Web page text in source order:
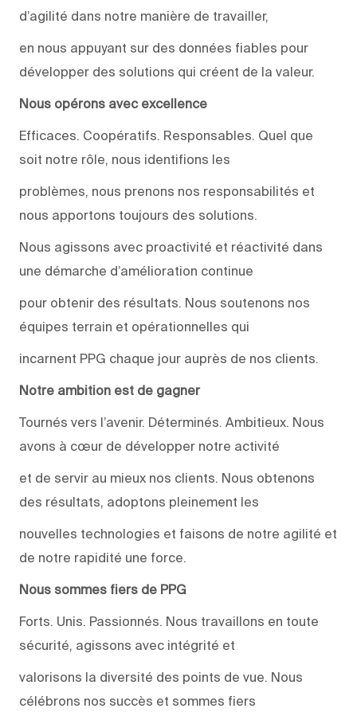
d’agilité dans notre manière de travailler,
en nous appuyant sur des données fiables pour
développer des solutions qui créent de la valeur.
Nous opérons avec excellence
Efficaces. Coopératifs. Responsables. Quel que
soit notre rôle, nous identifions les
problèmes, nous prenons nos responsabilités et
nous apportons toujours des solutions.
Nous agissons avec proactivité et réactivité dans
une démarche d’amélioration continue
pour obtenir des résultats. Nous soutenons nos
équipes terrain et opérationnelles qui
incarnent PPG chaque jour auprès de nos clients.
Notre ambition est de gagner
Tournés vers l’avenir. Déterminés. Ambitieux. Nous
avons à cœur de développer notre activité
et de servir au mieux nos clients. Nous obtenons
des résultats, adoptons pleinement les
nouvelles technologies et faisons de notre agilité et
de notre rapidité une force.
Nous sommes fiers de PPG
Forts. Unis. Passionnés. Nous travaillons en toute
sécurité, agissons avec intégrité et
valorisons la diversité des points de vue. Nous
célébrons nos succès et sommes fiers